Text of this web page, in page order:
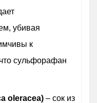
убивая
к
сульфорафан
oleracea) – сок из